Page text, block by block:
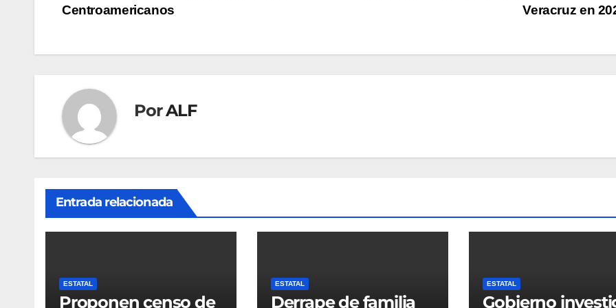
entradas
Veracruz en
Centroamericanos
PorALF
Entrada relacionada
ESTATAL
Proponen censo de
ESTATAL
Derrape de familia
ESTATAL
Gobierno